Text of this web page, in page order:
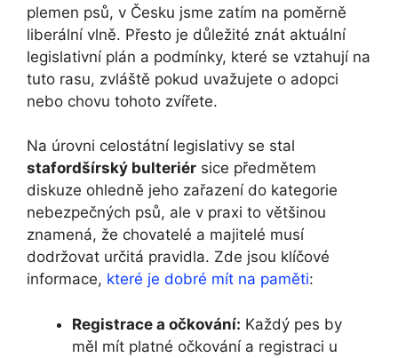
plemen psů, v Česku jsme zatím na poměrně
liberální vlně. Přesto je důležité znát aktuální
legislativní plán a podmínky, které se vztahují na
tuto rasu, zvláště pokud uvažujete o adopci
nebo chovu tohoto zvířete.
Na úrovni celostátní legislativy se stal
stafordšírský bulteriér sice předmětem
diskuze ohledně jeho zařazení do kategorie
nebezpečných psů, ale v praxi to většinou
znamená, že chovatelé a majitelé musí
dodržovat určitá pravidla. Zde jsou klíčové
informace, které je dobré mít na paměti:
Registrace a očkování: Každý pes by
měl mít platné očkování a registraci u